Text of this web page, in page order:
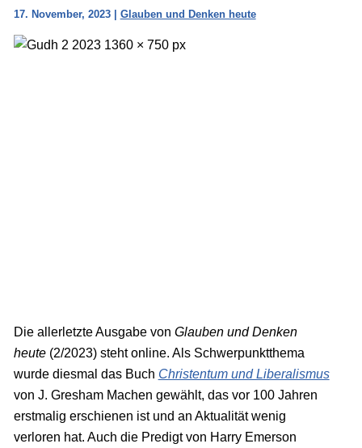
17. November, 2023 | Glauben und Denken heute
Die allerletzte Ausgabe von Glauben und Denken
heute(2/2023) steht online. Als Schwerpunktthema
wurde diesmal das Buch Christentum und Liberalismus
von J. Gresham Machen gewählt, das vor 100 Jahren
erstmalig erschienen ist und an Aktualität wenig
verloren hat. Auch die Predigt von Harry Emerson